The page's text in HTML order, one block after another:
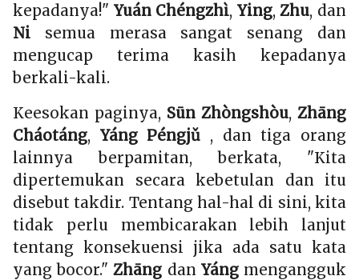
kepadanya!" Yuán Chéngzhì, Ying,Zhu, dan
Ni semua merasa sangat senang dan
mengucap terima kasih kepadanya
berkali-kali.
Keesokan paginya, Sūn Zhòngshòu, Zhāng
Cháotáng, Yáng Péngjǔ , dan tiga orang
lainnya berpamitan, berkata, "Kita
dipertemukan secara kebetulan dan itu
disebut takdir. Tentang hal-hal di sini, kita
tidak perlu membicarakan lebih lanjut
tentang konsekuensi jika ada satu kata
yang bocor."Zhāng dan Yángmengangguk